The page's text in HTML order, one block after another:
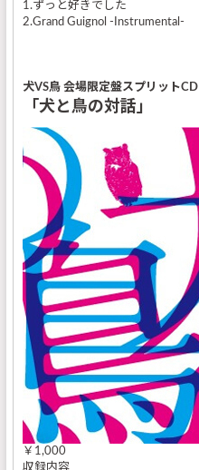
1.ずっと好きでした
2.Grand Guignol -Instrumental-
犬VS鳥 会場限定盤スプリットCD
「犬と鳥の対話」
￥1,000